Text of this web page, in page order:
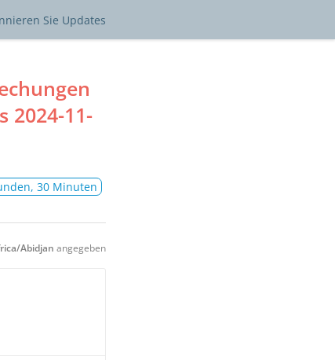
Sie Updates
2024-11-
30 Minuten
Abidjan angegeben